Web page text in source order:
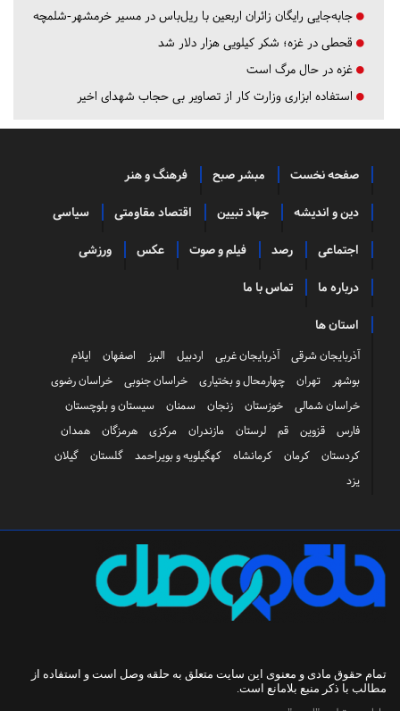
جابه‌جایی رایگان زائران اربعین با ریل‌باس در مسیر خرمشهر-شلمچه
قحطی در غزه؛ شکر کیلویی هزار دلار شد
غزه در حال مرگ است
استفاده ابزاری وزارت کار از تصاویر بی حجاب شهدای اخیر
صفحه نخست مبشر صبح فرهنگ و هنر
دین و اندیشه جهاد تبیین اقتصاد مقاومتی سیاسی
اجتماعی رصد فیلم و صوت عکس ورزشی
درباره ما تماس با ما
استان ها
آذربایجان شرقی آذربایجان غربی اردبیل البرز اصفهان
ایلام
بوشهر
تهران چهارمحال و بختیاری خراسان جنوبی
خراسان رضوی
خراسان شمالی
خوزستان زنجان سمنان
سیستان و بلوچستان
فارس
قزوین قم لرستان مازندران مرکزی هرمزگان
همدان
کردستان
کرمان کرمانشاه کهگیلویه و بویراحمد گلستان
گیلان
یزد
تمام حقوق مادی و معنوی این سایت متعلق به حلقه وصل است و استفاده از
مطالب با ذکر منبع بلامانع است.